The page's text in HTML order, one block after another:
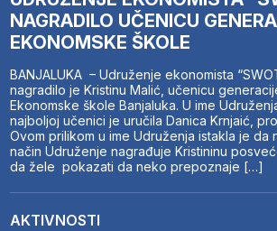
NAGRADILO UČENICU
EKONOMSKE ŠKOLE
BANJALUKA – Udruženje ekonomista
nagradilo je Kristinu Malić, učenicu
Ekonomske škole Banjaluka. U ime
najboljoj učenici je uručila Danica Krnjaić,
Ovom prilikom u ime Udruženja istakla je da
način Udruženje nagrađuje Kristininu
da žele pokazati da neko prepoznaje […]
AKTIVNOSTI